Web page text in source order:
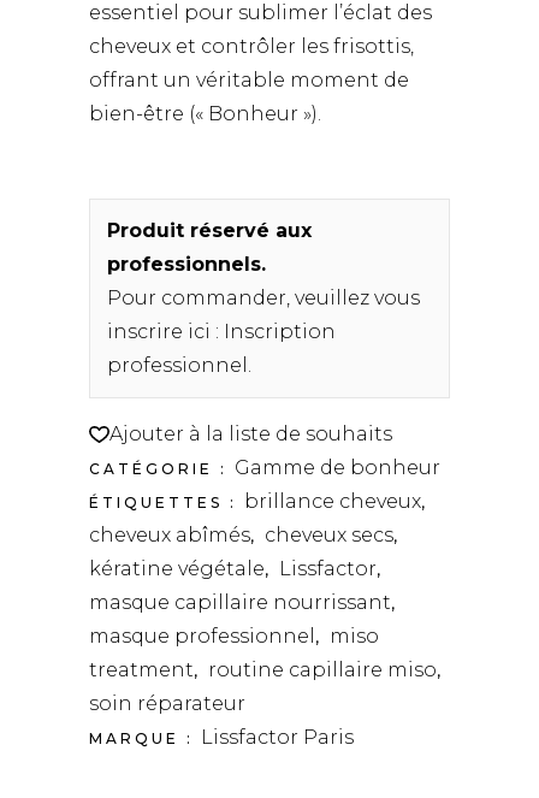
essentiel pour sublimer l’éclat des
cheveux et contrôler les frisottis,
offrant un véritable moment de
bien-être (« Bonheur »).
Produit réservé aux
professionnels.
Pour commander, veuillez vous
inscrire ici : Inscription
professionnel .
Ajouter à la liste de souhaits
CATÉGORIE : Gamme de bonheur
ÉTIQUETTES : brillance cheveux,
cheveux abîmés, cheveux secs,
kératine végétale, Lissfactor,
masque capillaire nourrissant,
masque professionnel ,
miso
treatment, routine capillaire miso,
soin réparateur
MARQUE : Lissfactor Paris